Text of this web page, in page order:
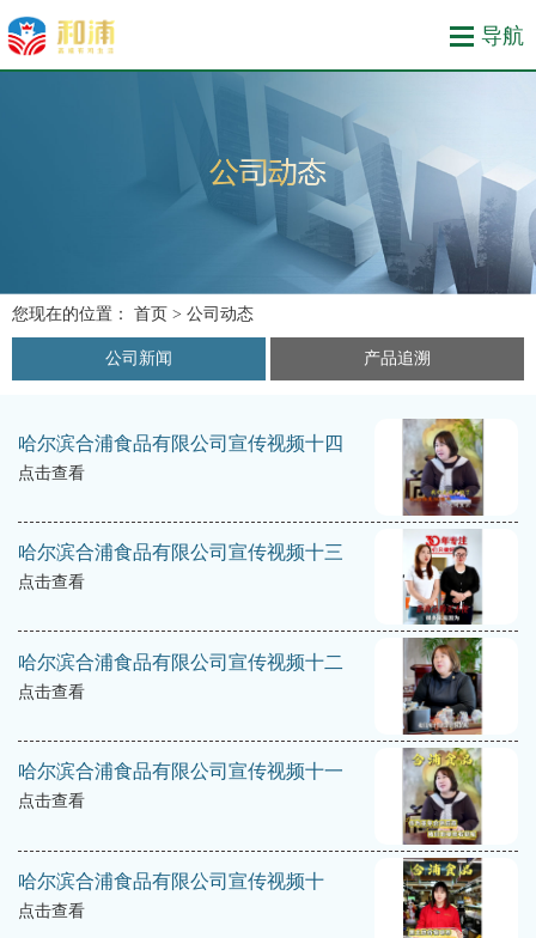
您现在的位置： 首页 > 公司动态
公司新闻 产品追溯
哈尔滨合浦食品有限公司宣传视频十四
点击查看
哈尔滨合浦食品有限公司宣传视频十三
点击查看
哈尔滨合浦食品有限公司宣传视频十二
点击查看
哈尔滨合浦食品有限公司宣传视频十一
点击查看
哈尔滨合浦食品有限公司宣传视频十
点击查看